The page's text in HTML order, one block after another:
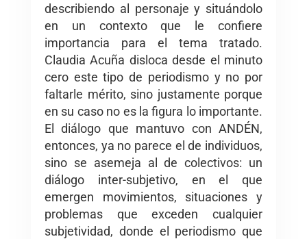
describiendo al personaje y situándolo
en un contexto que le confiere
importancia para el tema tratado.
Claudia Acuña disloca desde el minuto
cero este tipo de periodismo y no por
faltarle mérito, sino justamente porque
en su caso no es la figura lo importante.
El diálogo que mantuvo con ANDÉN,
entonces, ya no parece el de individuos,
sino se asemeja al de colectivos: un
diálogo inter-subjetivo, en el que
emergen movimientos, situaciones y
problemas que exceden cualquier
subjetividad, donde el periodismo que